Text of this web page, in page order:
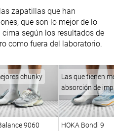
zapatillas que han
que son lo mejor de lo
cima según los resultados de
como fuera del laboratorio.
chunky
9060
Las que tienen
absorción de
HOKA Bondi 9